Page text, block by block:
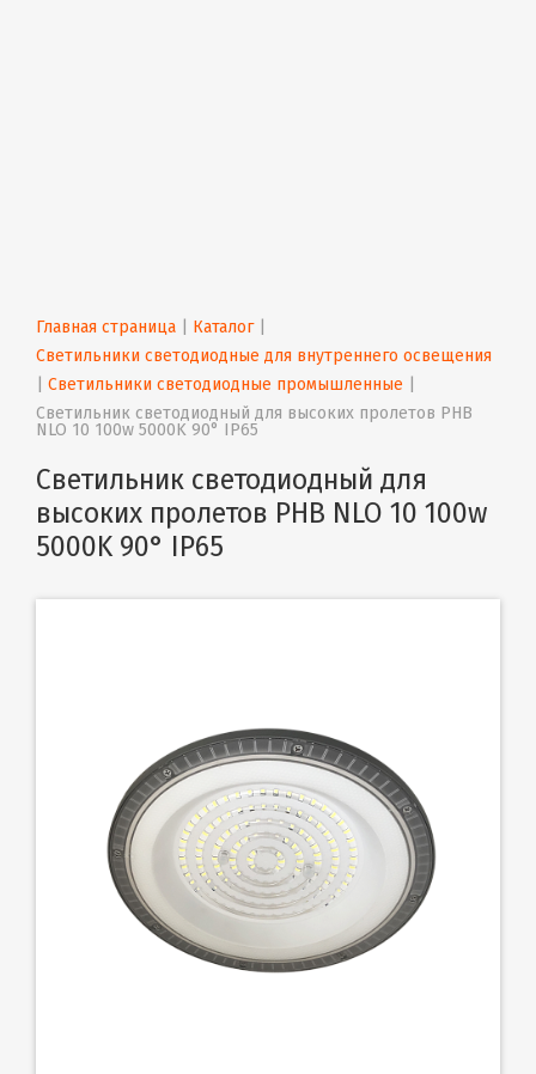
Главная страница Каталог |
Светильники светодиодные для внутреннего освещения
Светильники светодиодные промышленные
Светильник светодиодный для высоких пролетов PHB
NLO 10 100w 5000K 90° IP65
Светильник светодиодный для
высоких пролетов PHB NLO 10 100w
5000K 90° IP65